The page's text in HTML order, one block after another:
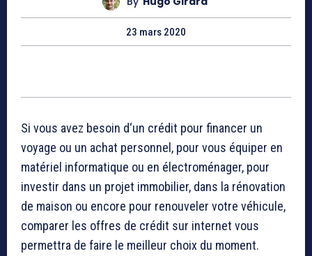
23 mars 2020
Si vous avez besoin d‘un crédit pour financer un
voyage ou un achat personnel, pour vous équiper en
matériel informatique ou en électroménager, pour
investir dans un projet immobilier, dans la rénovation
de maison ou encore pour renouveler votre véhicule,
comparer les offres de crédit sur internet vous
permettra de faire le meilleur choix du moment.